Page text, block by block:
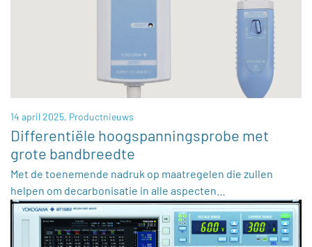
14 april 2025, Productnieuws
Differentiële hoogspanningsprobe met
grote bandbreedte
Met de toenemende nadruk op maatregelen die zullen
helpen om decarbonisatie in alle aspecten…